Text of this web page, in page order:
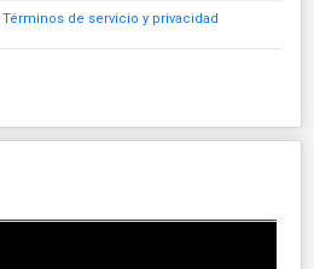
Términos de servicio y privacidad